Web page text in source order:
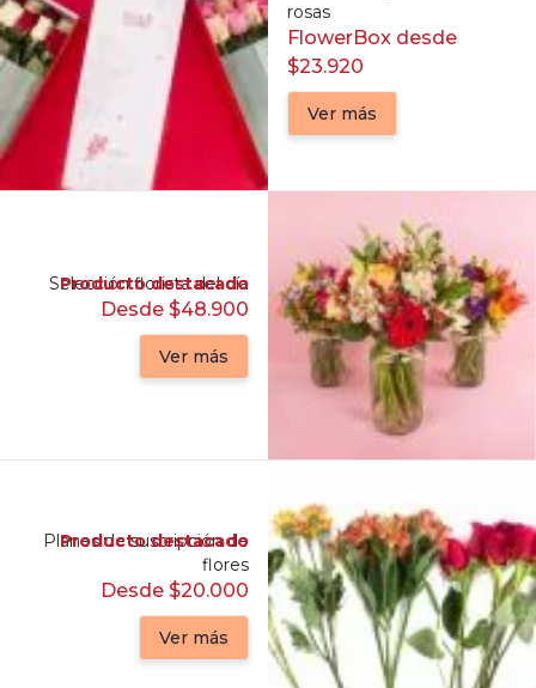
rosas
FlowerBox desde
$23.920
Ver más
Producto destacado
Selección florista del día
Desde $48.900
Ver más
Producto destacado
Planes de suscripción de
flores
Desde $20.000
Ver más